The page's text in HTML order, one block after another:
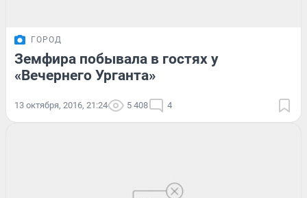
ГОРОД
Земфира побывала в гостях у
«Вечернего Урганта»
13 октября, 2016, 21:24 5 408 4